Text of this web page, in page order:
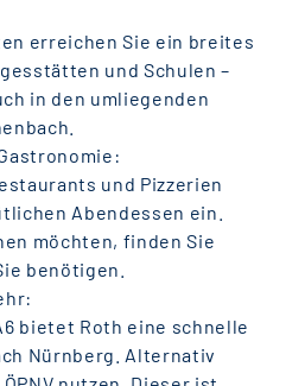
erreichen Sie ein breites
und Schulen –
in den umliegenden
und Pizzerien
Abendessen ein.
möchten, finden Sie
benötigen.
bietet Roth eine schnelle
Nürnberg. Alternativ